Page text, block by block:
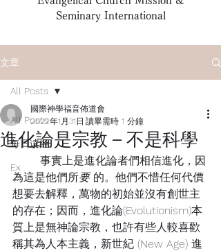
Seminary International
文章
All Posts
每日读经
Ex
All Posts
進化論是宗教 – 不是科學
國際神學福音佈道會
2022年1月31日 讀畢需時 1 分鐘
為這是他們所要 的。他們不惜任何代價
想要去解釋，萬物的初始並沒有創世主
的存在；因而，進化論(Evolutionism)本
質上是無神論宗教，也許有些人較喜歡
稱其為人本主義，新世紀 (New Age) 進